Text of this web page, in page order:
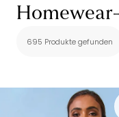
695 Produkte gefunden